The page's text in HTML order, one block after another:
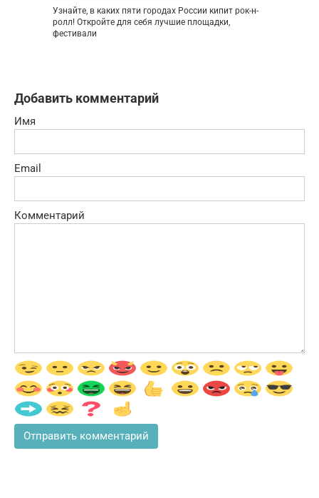
Узнайте, в каких пяти городах России кипит рок-н-
ролл! Откройте для себя лучшие площадки,
фестивали
Добавить комментарий
Имя
Email
Комментарий